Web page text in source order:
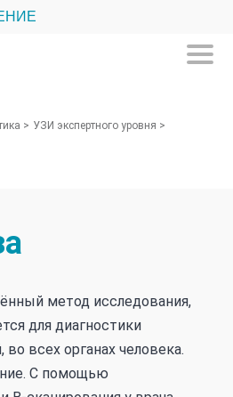
> УЗИ экспертного уровня >
метод исследования,
для диагностики
во всех органах человека.
С помощью